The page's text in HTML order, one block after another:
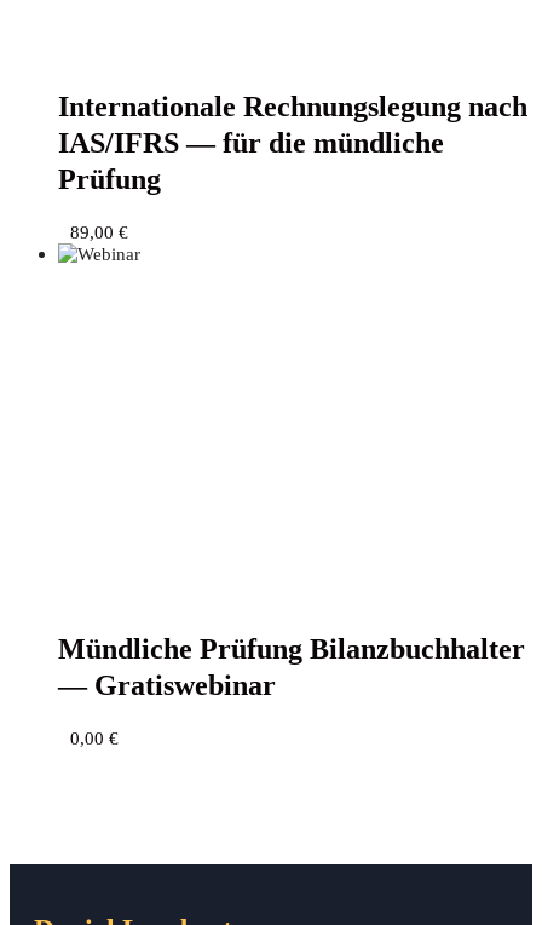
Inter­na­tio­na­le Rech­nungs­le­gung nach
IAS/IFRS — für die münd­li­che
Prüfung
89,00 €
Münd­li­che Prü­fung Bilanz­buch­hal­ter
— Gratiswebinar
0,00 €